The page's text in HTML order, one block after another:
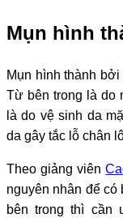
Mụn hình
Mụn hình thành
Từ bên trong là do
là do vệ sinh da
da gây tắc lỗ chân
Theo giảng viên
nguyên nhân để
bên trong thì cần